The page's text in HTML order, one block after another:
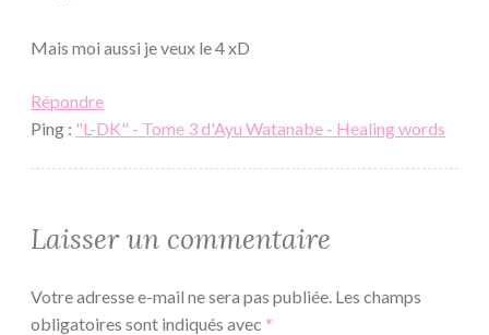
Mais moi aussi je veux le 4 xD
Répondre
Ping : "L-DK" - Tome 3 d'Ayu Watanabe - Healing words
Laisser un commentaire
Votre adresse e-mail ne sera pas publiée. Les champs
obligatoires sont indiqués avec *